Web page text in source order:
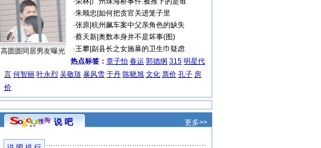
高圆圆同居男友曝光
·朱顺忠 如何把贪官关进笼子里
·张原| 杭州飙车案中父亲角色的缺失
·蔡天新| 奥数本身并不是坏事(图)
·王攀| 副县长之女施暴的卫生巾疑虑
热点标签： 章子怡 春运 郭德纲 315 明星代
言 何智丽 叶永烈 吴敬琏 暴风雪 于丹 陈晓旭 文化 票价 孔子 房
价
说 吧 更多>>